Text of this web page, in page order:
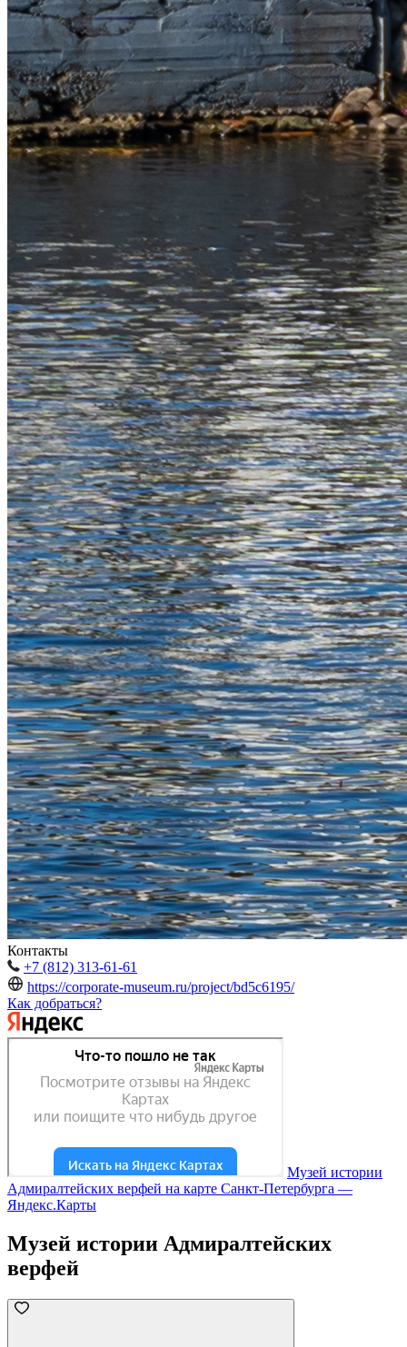
Контакты
+7 (812) 313-61-61
https://corporate-museum.ru/project/bd5c6195/
Как добраться?
Музей истории
Адмиралтейских верфей на карте Санкт‑Петербурга —
Яндекс.Карты
Музей истории Адмиралтейских
верфей